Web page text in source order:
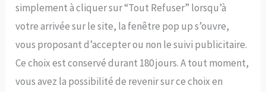
simplement à cliquer sur “Tout Refuser” lorsqu’à
votre arrivée sur le site, la fenêtre pop up s’ouvre,
vous proposant d’accepter ou non le suivi publicitaire.
Ce choix est conservé durant 180 jours. A tout moment,
vous avez la possibilité de revenir sur ce choix en